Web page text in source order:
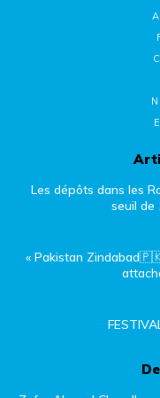
Les dépôts dans les
seuil de
« Pakistan